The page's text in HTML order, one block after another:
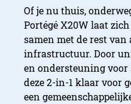
Of je nu thuis,
Portégé X20W laat
samen met de rest
infrastructuur. Door
en ondersteuning voor
deze 2-in-1 klaar voor
een